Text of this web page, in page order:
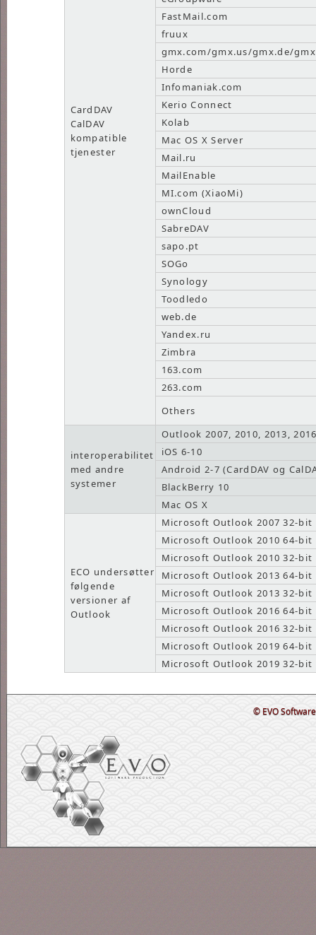
CardDAV
CalDAV
kompatible
tjenester
FastMail.com
fruux
gmx.com/gmx.us/gmx.de/
Horde
Infomaniak.com
Kerio Connect
Kolab
Mac OS X Server
Mail.ru
MailEnable
MI.com (XiaoMi)
ownCloud
SabreDAV
sapo.pt
SOGo
Synology
Toodledo
web.de
Yandex.ru
Zimbra
163.com
263.com
Others
interoperabilitet
med andre
systemer
Outlook 2007, 2010, 2013,
iOS 6-10
Android 2-7 (CardDAV og
BlackBerry 10
Mac OS X
ECO undersøtter
følgende
versioner af
Outlook
Microsoft Outlook 2007 32-bit
Microsoft Outlook 2010 64-bit
Microsoft Outlook 2010 32-bit
Microsoft Outlook 2013 64-bit
Microsoft Outlook 2013 32-bit
Microsoft Outlook 2016 64-bit
Microsoft Outlook 2016 32-bit
Microsoft Outlook 2019 64-bit
Microsoft Outlook 2019 32-bit
© EVO